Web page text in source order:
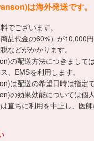
は海外発送です。
でございます。
品代金の60%）が10,000
などがかかります。
の配送方法につきまして
、EMSを利用します。
は配送の希望日時は指定
の効果効能については個
直ちに利用を中止し、医